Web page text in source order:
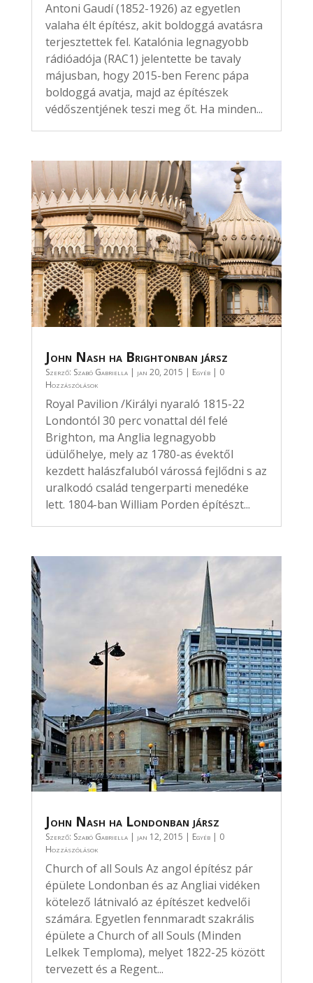
Antoni Gaudí (1852-1926) az egyetlen
valaha élt építész, akit boldoggá avatásra
terjesztettek fel. Katalónia legnagyobb
rádióadója (RAC1) jelentette be tavaly
májusban, hogy 2015-ben Ferenc pápa
boldoggá avatja, majd az építészek
védőszentjének teszi meg őt. Ha minden...
John Nash ha Brightonban jársz
Szerző: Szabó Gabriella| jan 20, 2015 | Egyéb| 0
Hozzászólások
Royal Pavilion /Királyi nyaraló 1815-22
Londontól 30 perc vonattal dél felé
Brighton, ma Anglia legnagyobb
üdülőhelye, mely az 1780-as évektől
kezdett halászfaluból várossá fejlődni s az
uralkodó család tengerparti menedéke
lett. 1804-ban William Porden építészt...
John Nash ha Londonban jársz
Szerző: Szabó Gabriella| jan 12, 2015 | Egyéb| 0
Hozzászólások
Church of all Souls Az angol építész pár
épülete Londonban és az Angliai vidéken
kötelező látnivaló az építészet kedvelői
számára. Egyetlen fennmaradt szakrális
épülete a Church of all Souls (Minden
Lelkek Temploma), melyet 1822-25 között
tervezett és a Regent...